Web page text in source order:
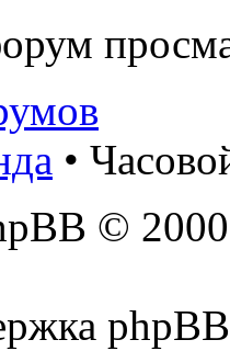
•
©
phpBB